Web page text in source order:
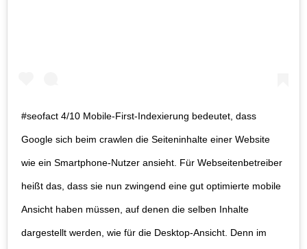
#seofact 4/10 Mobile-First-Indexierung bedeutet, dass
Google sich beim crawlen die Seiteninhalte einer Website
wie ein Smartphone-Nutzer ansieht. Für Webseitenbetreiber
heißt das, dass sie nun zwingend eine gut optimierte mobile
Ansicht haben müssen, auf denen die selben Inhalte
dargestellt werden, wie für die Desktop-Ansicht. Denn im